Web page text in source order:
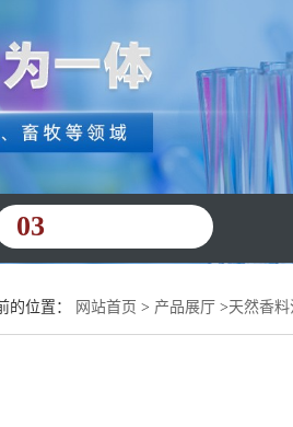
03
的位置： 网站首页 > 产品展厅 >天然香料